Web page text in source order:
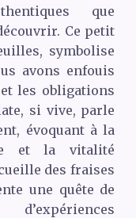
que
Ce petit
symbolise
avons enfouis
les obligations
si vive, parle
évoquant à la
et la vitalité
des fraises
une quête de